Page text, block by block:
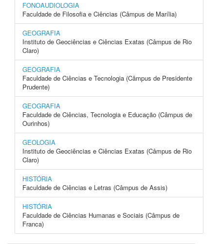
FONOAUDIOLOGIA
Faculdade de Filosofia e Ciências (Câmpus de Marília)
GEOGRAFIA
Instituto de Geociências e Ciências Exatas (Câmpus de Rio
Claro)
GEOGRAFIA
Faculdade de Ciências e Tecnologia (Câmpus de Presidente
Prudente)
GEOGRAFIA
Faculdade de Ciências, Tecnologia e Educação (Câmpus de
Ourinhos)
GEOLOGIA
Instituto de Geociências e Ciências Exatas (Câmpus de Rio
Claro)
HISTÓRIA
Faculdade de Ciências e Letras (Câmpus de Assis)
HISTÓRIA
Faculdade de Ciências Humanas e Sociais (Câmpus de
Franca)